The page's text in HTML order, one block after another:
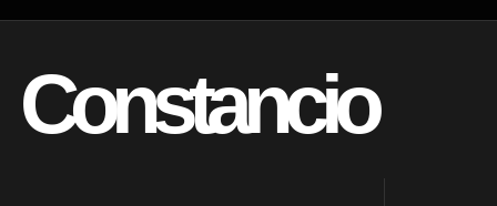
Constancio